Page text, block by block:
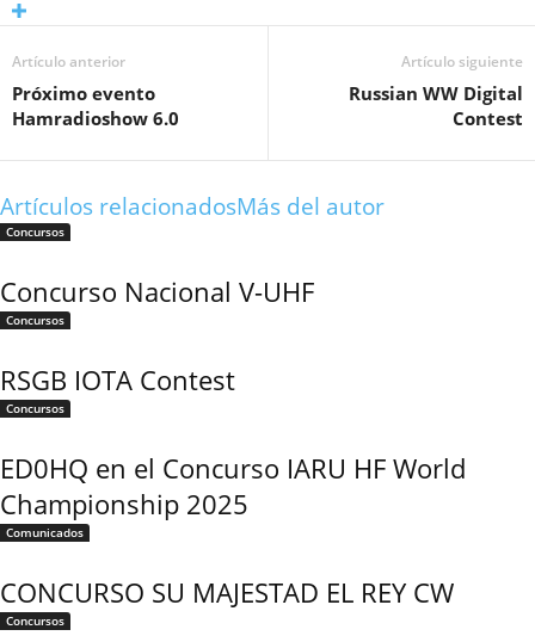
Artículo anterior
Próximo evento
Hamradioshow 6.0
Artículo siguiente
Russian WW Digital
Contest
Artículos relacionadosMás del autor
Concursos
Concurso Nacional V-UHF
Concursos
RSGB IOTA Contest
Concursos
ED0HQ en el Concurso IARU HF World
Championship 2025
Comunicados
CONCURSO SU MAJESTAD EL REY CW
Concursos